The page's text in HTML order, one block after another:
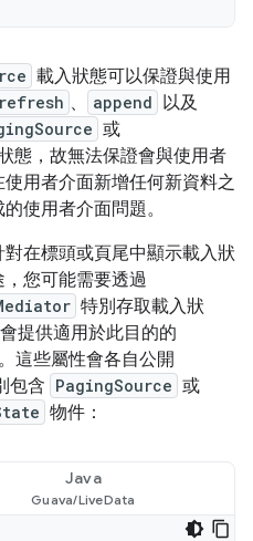
載入狀態可以保證與使用
refresh 、 append 以及
或
態，故無法保證會與使用者
用者介面新增任何新資料之
使用者介面問題。
在標頭或頁尾中顯示載入狀
您可能需要透過
特別存取載入狀
會提供適用於此目的的
這些屬性會各自公開
包含 PagingSource 或
物件：
Java